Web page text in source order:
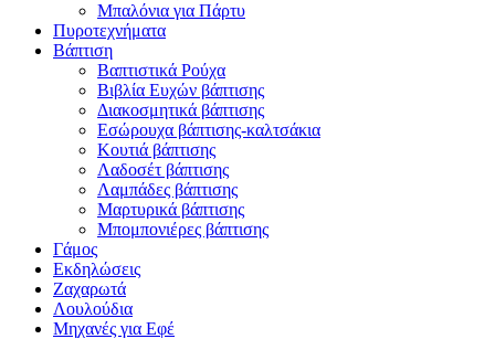
Μπαλόνια για Πάρτυ
Πυροτεχνήματα
Βάπτιση
Βαπτιστικά Ρούχα
Βιβλία Ευχών βάπτισης
Διακοσμητικά βάπτισης
Εσώρουχα βάπτισης-καλτσάκια
Κουτιά βάπτισης
Λαδοσέτ βάπτισης
Λαμπάδες βάπτισης
Μαρτυρικά βάπτισης
Μπομπονιέρες βάπτισης
Γάμος
Εκδηλώσεις
Ζαχαρωτά
Λουλούδια
Μηχανές για Εφέ